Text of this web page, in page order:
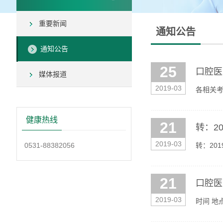
重要新闻
通知公告
媒体报道
健康热线
0531-88382056
通知公告
25
2019-03
口腔
各相关
21
2019-03
转：
转：
21
2019-03
口腔
时间 地点 复试内容 参加复试人员 3月22日8:30 口腔楼B座五楼 501教室 口腔修复专业笔试 申请口腔修复方向复试学生 3月22日10:00 口腔楼A座五楼